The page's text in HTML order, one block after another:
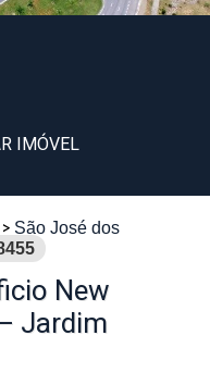
IMÓVEL
São José dos
New
Jardim